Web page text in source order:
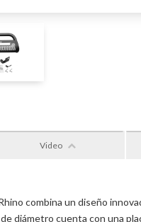
Video
combina un diseño
diámetro cuenta con una